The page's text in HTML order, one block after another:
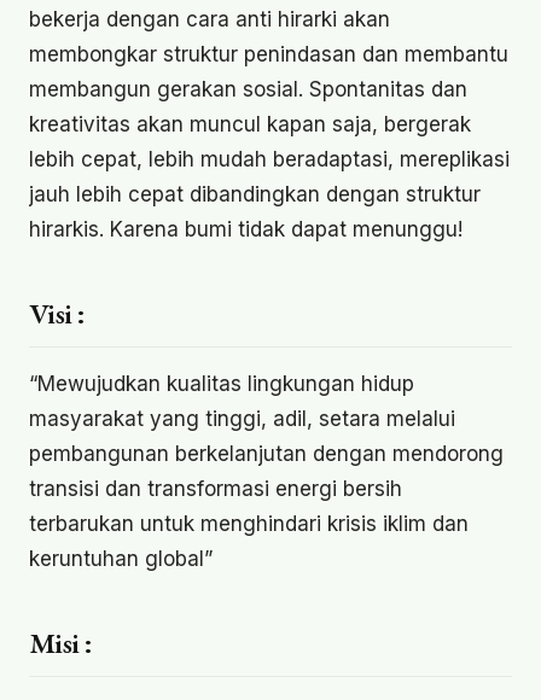
bekerja dengan cara anti hirarki akan
membongkar struktur penindasan dan membantu
membangun gerakan sosial. Spontanitas dan
kreativitas akan muncul kapan saja, bergerak
lebih cepat, lebih mudah beradaptasi, mereplikasi
jauh lebih cepat dibandingkan dengan struktur
hirarkis. Karena bumi tidak dapat menunggu!
Visi :
“Mewujudkan kualitas lingkungan hidup
masyarakat yang tinggi, adil, setara melalui
pembangunan berkelanjutan dengan mendorong
transisi dan transformasi energi bersih
terbarukan untuk menghindari krisis iklim dan
keruntuhan global”
Misi :